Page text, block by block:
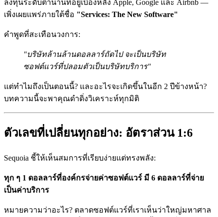
ลงทุนระดับตำนานที่อยู่เบื้องหลัง Apple, Google และ Airbnb —
เพิ่งเผยแพร่ภายใต้ชื่อ "Services: The New Software"
คำพูดที่สะเทือนวงการ:
"บริษัทล้านล้านดอลลาร์ถัดไป จะเป็นบริษัท
ซอฟต์แวร์ที่ปลอมตัวเป็นบริษัทบริการ"
แต่ทำไมถึงเป็นตอนนี้? และอะไรจะเกิดขึ้นในอีก 2 ปีข้างหน้า?
บทความนี้จะพาคุณดำดิ่งวิเคราะห์ทุกมิติ
ตัวเลขที่เปลี่ยนทุกอย่าง: อัตราส่วน 1:6
Sequoia ชี้ให้เห็นสมการที่เรียบง่ายแต่ทรงพลัง:
ทุก ๆ 1 ดอลลาร์ที่องค์กรจ่ายค่าซอฟต์แวร์ มี 6 ดอลลาร์ที่จ่าย
เป็นค่าบริการ
หมายความว่าอะไร? ตลาดซอฟต์แวร์ที่เราเห็นว่าใหญ่มหาศาล